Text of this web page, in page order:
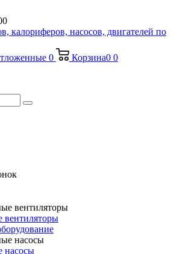
калориферов, насосов, двигателей по
0 Корзина0 0